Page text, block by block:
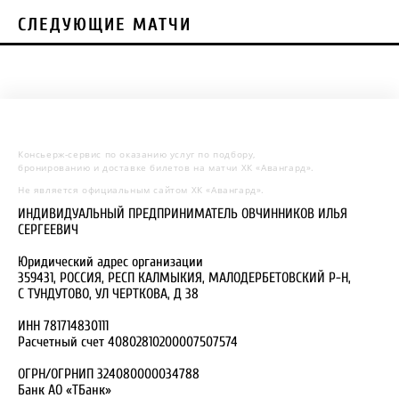
СЛЕДУЮЩИЕ МАТЧИ
Консьерж-сервис по оказанию услуг по подбору,
бронированию и доставке билетов на матчи ХК «Авангард».
Не является официальным сайтом ХК «Авангард».
ИНДИВИДУАЛЬНЫЙ ПРЕДПРИНИМАТЕЛЬ ОВЧИННИКОВ ИЛЬЯ
СЕРГЕЕВИЧ
Юридический адрес организации
359431, РОССИЯ, РЕСП КАЛМЫКИЯ, МАЛОДЕРБЕТОВСКИЙ Р-Н,
С ТУНДУТОВО, УЛ ЧЕРТКОВА, Д 38
ИНН 781714830111
Расчетный счет 40802810200007507574
ОГРН/ОГРНИП 324080000034788
Банк АО «ТБанк»